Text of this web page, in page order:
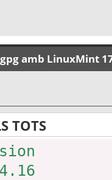
amb LinuxMint
TOTS